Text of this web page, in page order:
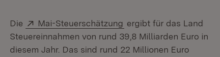
Die Extern:
Mai-Steuerschätzung (Öffnet in neuem
ergibt für das Land
Steuereinnahmen von rund 39,8 Milliarden Euro in
diesem Jahr. Das sind rund 22 Millionen Euro